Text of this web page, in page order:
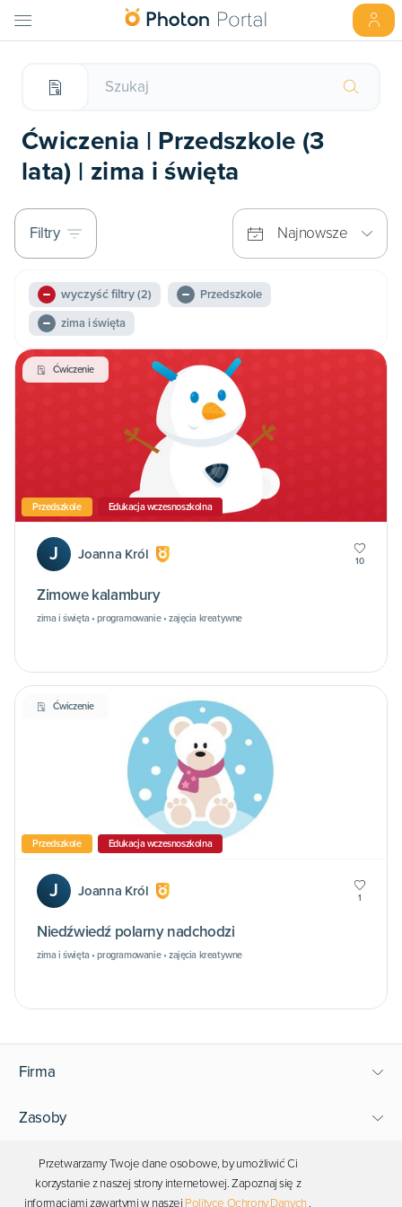
Ćwiczenia | Przedszkole (3
lata) | zima i święta
Filtry Najnowsze
wyczyść filtry(2)
Przedszkole
zima i święta
Ćwiczenie
Przedszkole Edukacja wczesnoszkolna
J Joanna Król 10
Zimowe kalambury
zima i święta • programowanie • zajęcia kreatywne
Ćwiczenie
Przedszkole Edukacja wczesnoszkolna
J Joanna Król 1
Niedźwiedź polarny nadchodzi
zima i święta • programowanie • zajęcia kreatywne
Firma
Zasoby
Wsparcie
Przetwarzamy Twoje dane osobowe, by umożliwić Ci
korzystanie z naszej strony internetowej. Zapoznaj się z
informacjami zawartymi w naszej Polityce Ochrony Danych .